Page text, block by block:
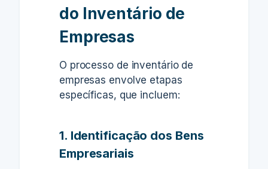
do Inventário de
Empresas
O processo de inventário de
empresas envolve etapas
específicas, que incluem:
1. Identificação dos Bens
Empresariais